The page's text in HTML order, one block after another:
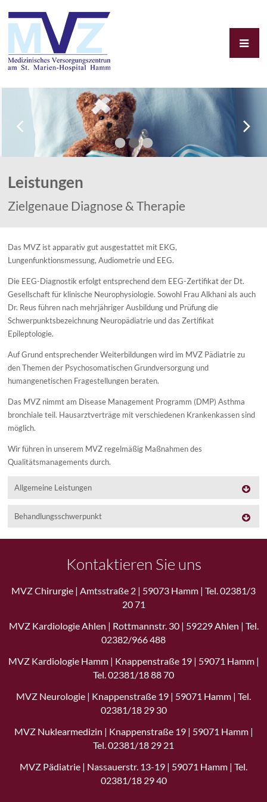
•••
Leistungen
Zielgenaue Diagnose & Therapie
Das MVZ ist apparativ gut ausgestattet mit EKG,
Lungenfunktionsmessung, Audiometrie und EEG.
Die EEG-Diagnostik erfolgt entsprechend dem EEG-Zertifikat der Dt.
Gesellschaft für klinische Neurophysiologie. Sowohl Frau Alkhani als auch
Dr. Reus führen nach mehrjähriger Ausbildung und Prüfung die
Schwerpunktsbezeichnung Neuropädiatrie und das Zertifikat
Epileptologie.
Auf Grund entsprechender Weiterbildungen wird im MVZ Pädiatrie zu
den Themen der Psychosomatischen Grundversorgung und
humangenetischen Fragestellungen beraten.
Das MVZ nimmt am Disease Management Programm (DMP) Asthma
bronchiale teil. Hausarztverträge mit verschiedenen Krankenkassen sind
möglich.
Wir führen in unserem MVZ regelmäßig Maßnahmen des
Qualitätsmanagements durch.
Allgemeine Leistungen
Behandlungsschwerpunkt
Kontaktieren Sie uns
MVZ Chirurgie | Amtsstraße 2 | 59073 Hamm | Tel. 02381/3
20 71
MVZ Kardiologie Ahlen | Rottmannstr. 30 | 59229 Ahlen | Tel.
02382/966 488
MVZ Kardiologie Hamm | Knappenstraße 19 | 59071 Hamm |
Tel. 02381/18 88 70
MVZ Neurologie | Knappenstraße 19 | 59071 Hamm | Tel.
02381/18 29 30
MVZ Nuklearmedizin | Knappenstraße 19 | 59071 Hamm |
Tel. 02381/18 29 21
MVZ Pädiatrie | Nassauerstr. 13-19 | 59071 Hamm | Tel.
02381/18 29 40